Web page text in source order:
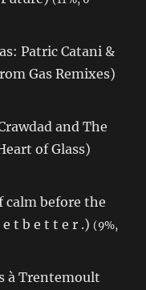
Patric Catani &
Gas Remixes)
and The
of Glass)
before the
t b e t t e r .) (9%,
à Trentemoult